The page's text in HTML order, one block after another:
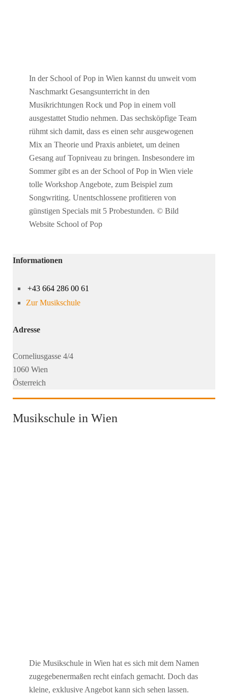
In der School of Pop in Wien kannst du unweit vom
Naschmarkt Gesangsunterricht in den
Musikrichtungen Rock und Pop in einem voll
ausgestattet Studio nehmen. Das sechsköpfige Team
rühmt sich damit, dass es einen sehr ausgewogenen
Mix an Theorie und Praxis anbietet, um deinen
Gesang auf Topniveau zu bringen. Insbesondere im
Sommer gibt es an der School of Pop in Wien viele
tolle Workshop Angebote, zum Beispiel zum
Songwriting. Unentschlossene profitieren von
günstigen Specials mit 5 Probestunden. © Bild
Website School of Pop
Informationen
+43 664 286 00 61
Zur Musikschule
Adresse
Corneliusgasse 4/4
1060 Wien
Österreich
Musikschule in Wien
Die Musikschule in Wien hat es sich mit dem Namen
zugegebenermaßen recht einfach gemacht. Doch das
kleine, exklusive Angebot kann sich sehen lassen.